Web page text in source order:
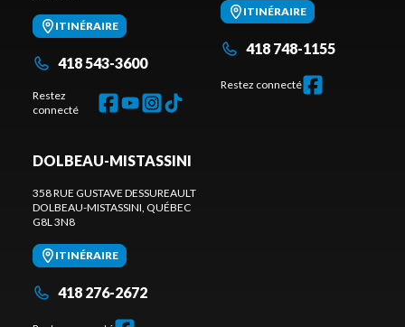
ITINÉRAIRE
418 543-3600
Restez
connecté
ITINÉRAIRE
418 748-1155
Restez connecté
DOLBEAU-MISTASSINI
358 RUE GUSTAVE DESSUREAULT
DOLBEAU-MISTASSINI , QUÉBEC
G8L 3N8
ITINÉRAIRE
418 276-2672